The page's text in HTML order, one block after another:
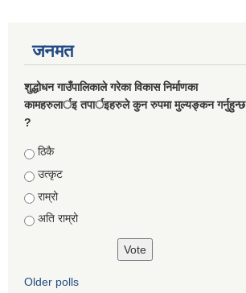
जनमत
शुद्धोधन गाउँपालिकाले गरेका विकास निर्माणका
कामहरुलार्इ तपार्इहरुले कुन रुपमा मुल्यङ्कन गर्नुहुन्छ
?
Choices
ठिकै
उत्कृट
राम्रो
अति राम्रो
Older polls